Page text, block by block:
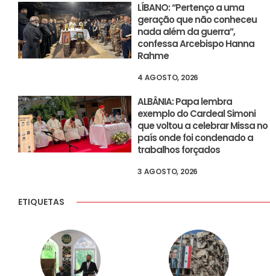
LÍBANO: “Pertenço a uma
geração que não conheceu
nada além da guerra”,
confessa Arcebispo Hanna
Rahme
4 AGOSTO, 2026
ALBÂNIA: Papa lembra
exemplo do Cardeal Simoni
que voltou a celebrar Missa no
país onde foi condenado a
trabalhos forçados
3 AGOSTO, 2026
ETIQUETAS